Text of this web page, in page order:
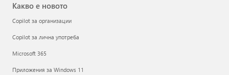
Какво е новото
Copilot за организации
Copilot за лична употреба
Microsoft 365
Приложения за Windows 11